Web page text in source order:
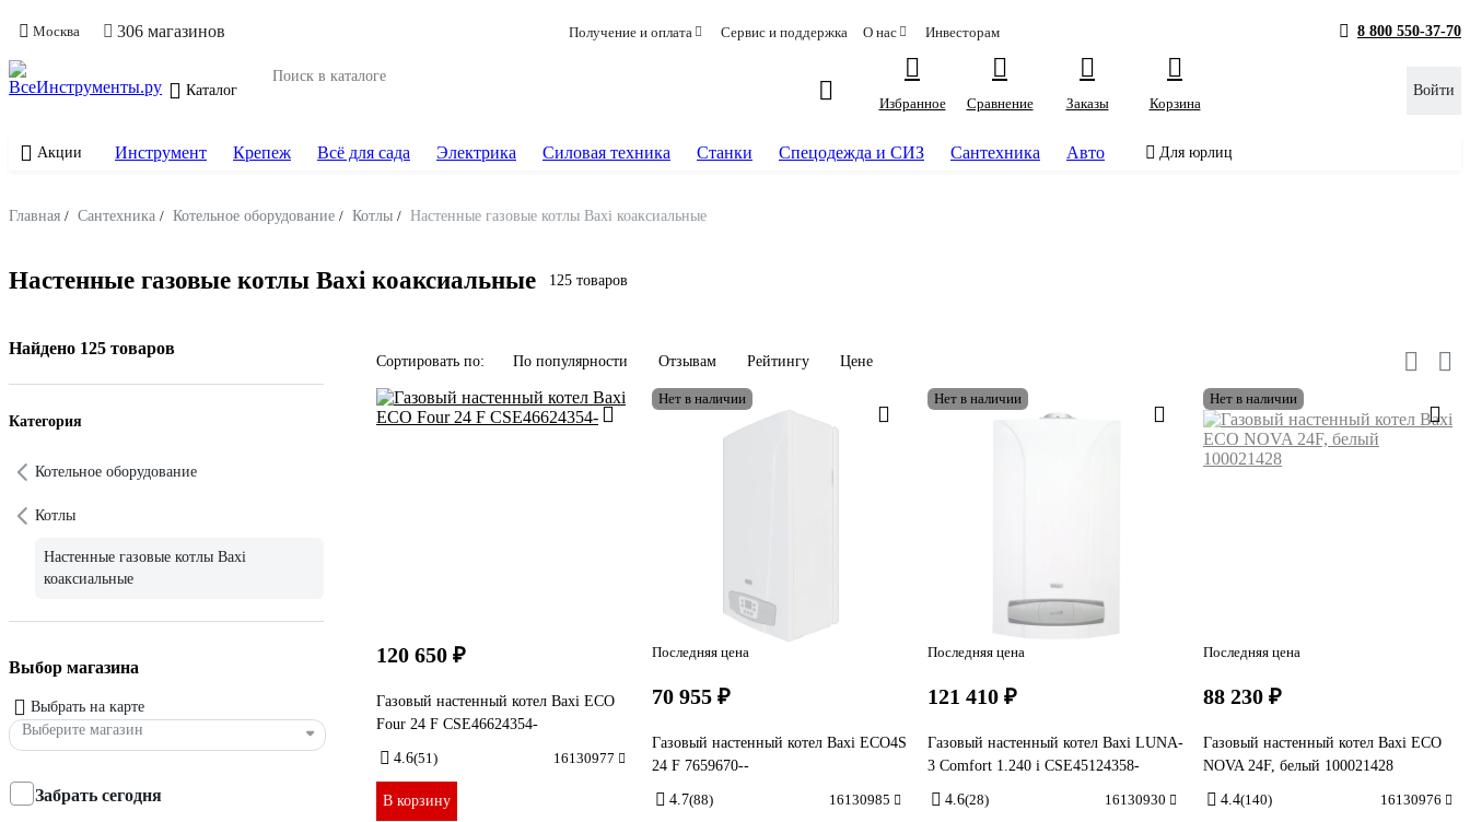
Москва 306 магазинов Получение и оплата Сервис и поддержка О нас Инвесторам 8 800 550-37-70
Каталог
Избранное
Сравнение Заказы Корзина
Войти
Акции Инструмент Крепеж Всё для сада Электрика Силовая техника Станки Спецодежда и СИЗ Сантехника Авто Для юрлиц
Главная / Сантехника / Котельное оборудование / Котлы / Настенные газовые котлы Baxi коаксиальные
Настенные газовые котлы Baxi коаксиальные 125 товаров
Найдено 125 товаров
Категория
Котельное оборудование
Котлы
Настенные газовые котлы Baxi
коаксиальные
Выбор магазина
Выбрать на карте
Выберите магазин
Забрать сегодня
Сортировать по: По популярности Отзывам Рейтингу Цене
120 650 ₽
Газовый настенный котел Baxi ECO
Four 24 F CSE46624354-
4.6(51) 16130977
В корзину
Нет в наличии
Последняя цена
70 955 ₽
Газовый настенный котел Baxi ECO4S
24 F 7659670--
4.7(88) 16130985
Нет в наличии
Последняя цена
121 410 ₽
Газовый настенный котел Baxi LUNA-
3 Comfort 1.240 i CSE45124358-
4.6(28) 16130930
Нет в наличии
Последняя цена
88 230 ₽
Газовый настенный котел Baxi ECO
NOVA 24F, белый 100021428
4.4(140) 16130976